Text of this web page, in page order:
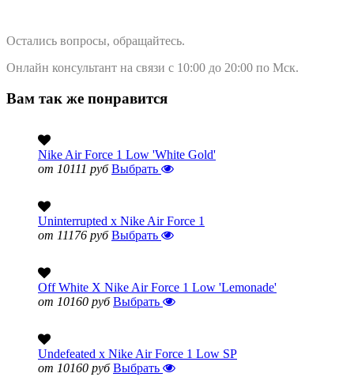
Остались вопросы, обращайтесь.
Онлайн консультант на связи с 10:00 до 20:00 по Мск.
Вам так же понравится
Nike Air Force 1 Low 'White Gold'
от 10111 руб Выбрать
Uninterrupted x Nike Air Force 1
от 11176 руб Выбрать
Off White X Nike Air Force 1 Low 'Lemonade'
от 10160 руб Выбрать
Undefeated x Nike Air Force 1 Low SP
от 10160 руб Выбрать